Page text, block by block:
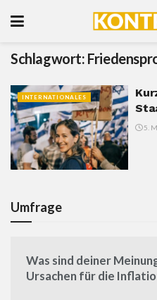
Schlagwort:
INTERNATIONALES
5.
Umfrage
Was sind deiner
Ursachen für die